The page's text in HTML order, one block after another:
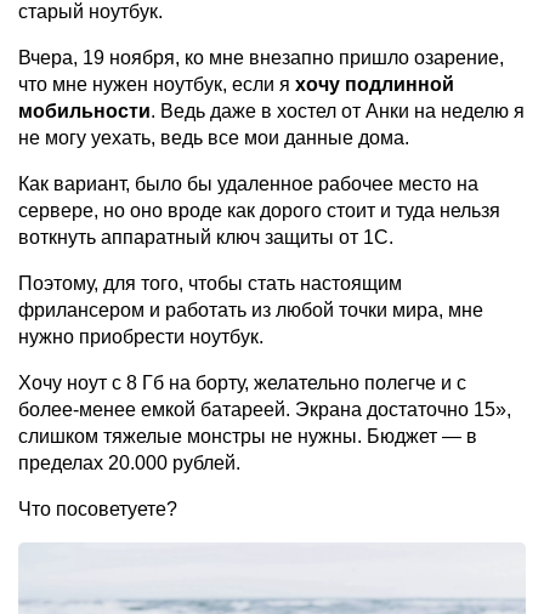
старый ноутбук.
Вчера, 19 ноября, ко мне внезапно пришло озарение,
что мне нужен ноутбук, если я хочу подлинной
мобильности. Ведь даже в хостел от Анки на неделю я
не могу уехать, ведь все мои данные дома.
Как вариант, было бы удаленное рабочее место на
сервере, но оно вроде как дорого стоит и туда нельзя
воткнуть аппаратный ключ защиты от 1С.
Поэтому, для того, чтобы стать настоящим
фрилансером и работать из любой точки мира, мне
нужно приобрести ноутбук.
Хочу ноут с 8 Гб на борту, желательно полегче и с
более-менее емкой батареей. Экрана достаточно 15»,
слишком тяжелые монстры не нужны. Бюджет — в
пределах 20.000 рублей.
Что посоветуете?